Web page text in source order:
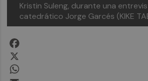
Kristin Suleng, durante una
catedrático Jorge Garcés (KIKE